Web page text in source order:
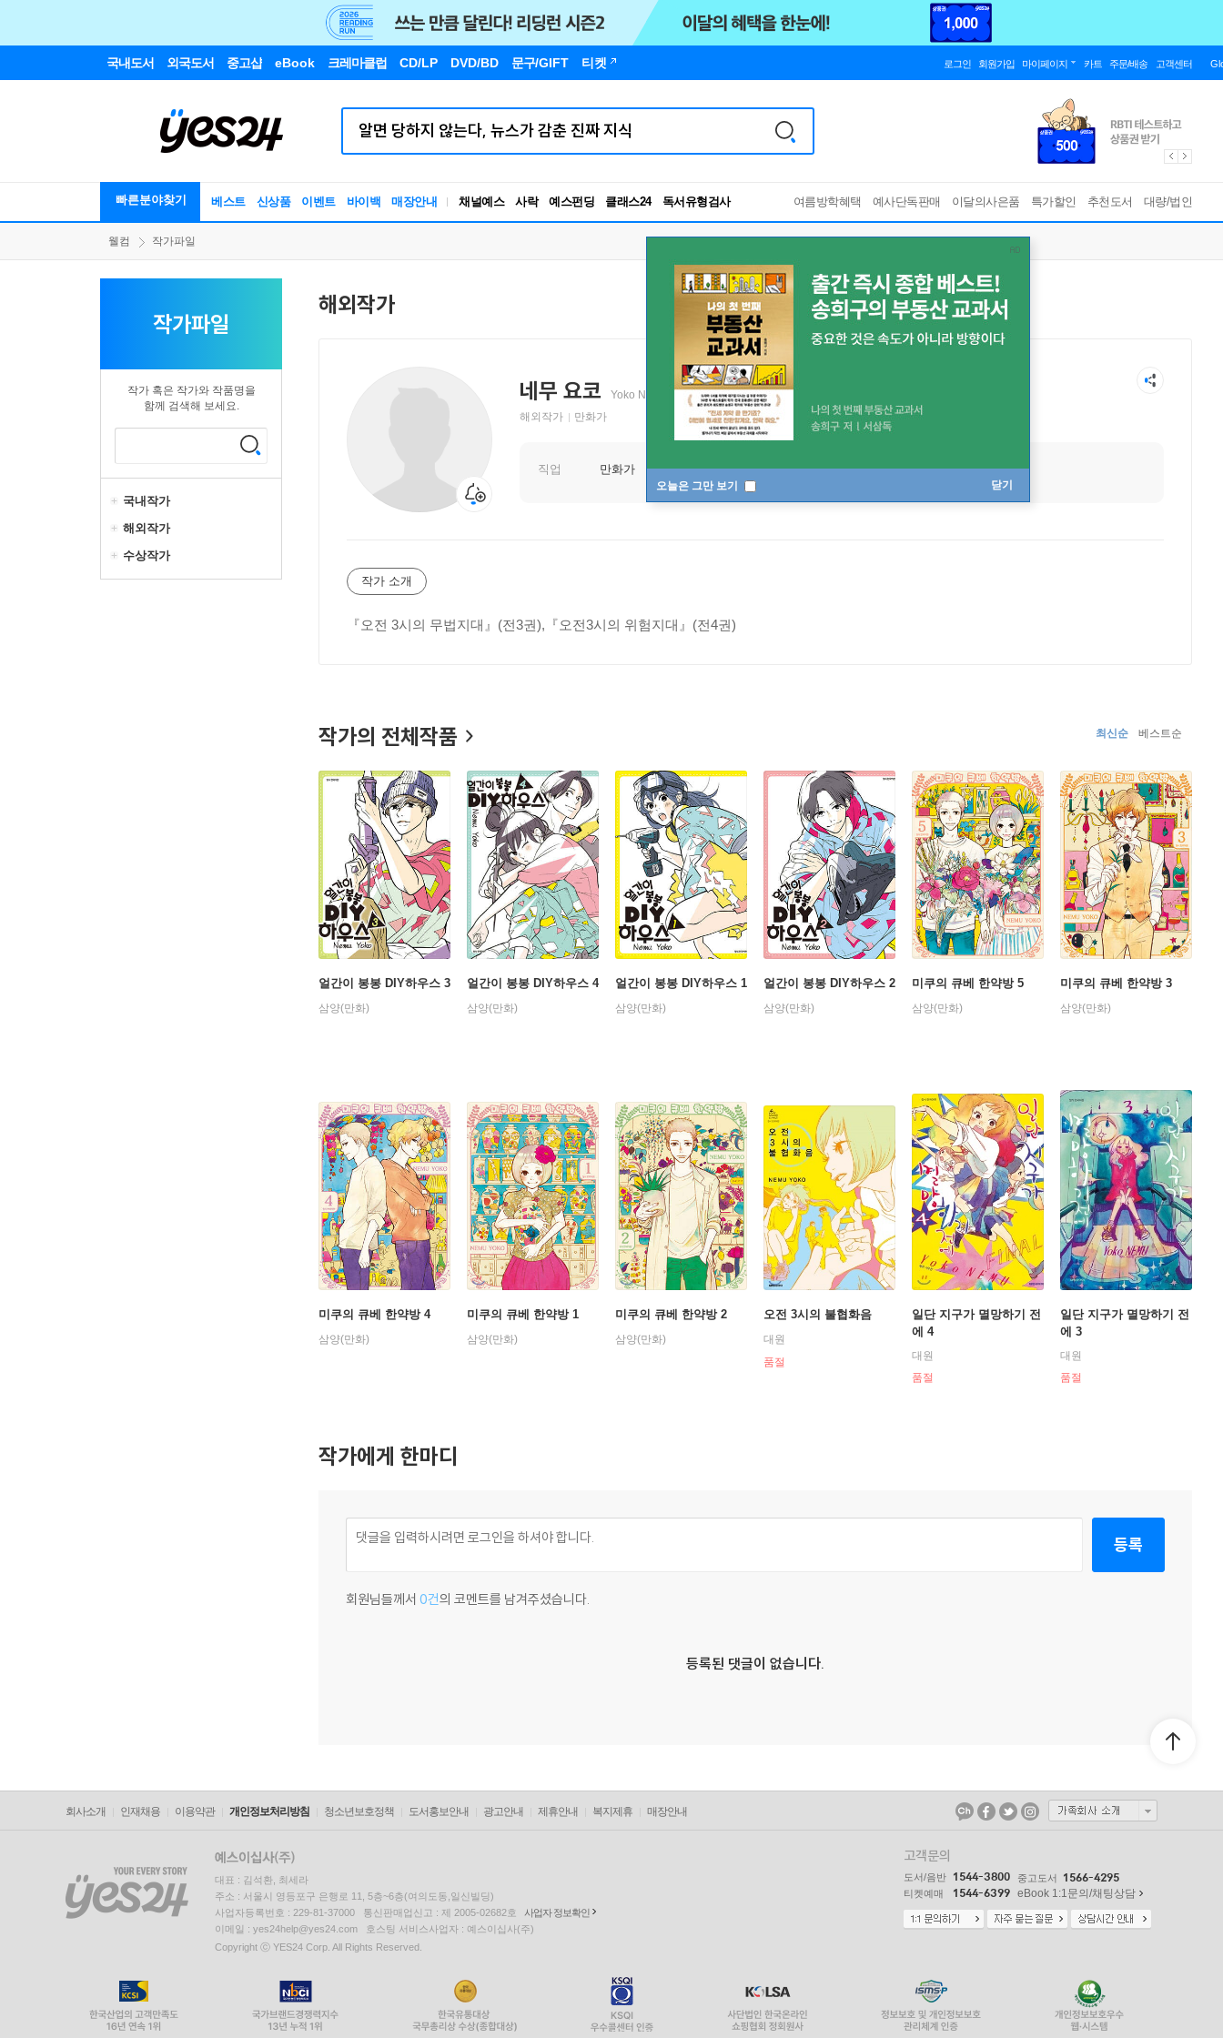
국내도서 외국도서 중고샵 eBook 크레마클럽 CD/LP DVD/BD 문구/GIFT 티켓 로그인 회원가입 마이페이지 카트 주문/배송 고객센터
빠른분야찾기 베스트 신상품 이벤트 바이백 매장안내 채널예스 사락 예스펀딩 클래스24
RBTI Lab
독서유형검사
여름방학혜택 예사단독판매 이달의사은품 특가할인 추천도서 대량/법인
오늘은 그만 보기 닫기
웰컴 작가파일
작가파일
작가 혹은 작가와 작품명을
함께 검색해 보세요.
국내작가
해외작가
수상작가
해외작가
네무 요코 Yoko Nemu
ねむ ようこ
해외작가
만화가
직업 만화가
작가 소개
『오전 3시의 무법지대』(전3권),『오전3시의 위험지대』(전4권)
작가의 전체작품 최신순 베스트순
얼간이 봉봉 DIY하우스 3
삼양(만화)
얼간이 봉봉 DIY하우스 4
삼양(만화)
얼간이 봉봉 DIY하우스 1
삼양(만화)
얼간이 봉봉 DIY하우스 2
삼양(만화)
미쿠의 큐베 한약방 5
삼양(만화)
미쿠의 큐베 한약방 3
삼양(만화)
미쿠의 큐베 한약방 4
삼양(만화)
미쿠의 큐베 한약방 1
삼양(만화)
미쿠의 큐베 한약방 2
삼양(만화)
오전 3시의 불협화음
대원
품절
일단 지구가 멸망하기 전
에 4
대원
품절
일단 지구가 멸망하기 전
에 3
대원
품절
작가에게 한마디
등록
회원님들께서 0건의 코멘트를 남겨주셨습니다.
등록된 댓글이 없습니다.
회사소개 인재채용 이용약관 개인정보처리방침 청소년보호정책 도서홍보안내 광고안내 제휴안내 복지제휴 매장안내
대표 : 김석환, 최세라
주소 : 서울시 영등포구 은행로 11, 5층~6층(여의도동,일신빌딩)
사업자등록번호 : 229-81-37000 통신판매업신고 : 제 2005-02682호
사업자 정보확인
이메일 : yes24help@yes24.com 호스팅 서비스사업자 : 예스이십사(주)
Copyright ⓒ YES24 Corp. All Rights Reserved.
고객문의
도서/음반 1544-3800 중고도서 1566-4295
티켓예매 1544-6399 eBook 1:1문의/채팅상담
EQUUS3